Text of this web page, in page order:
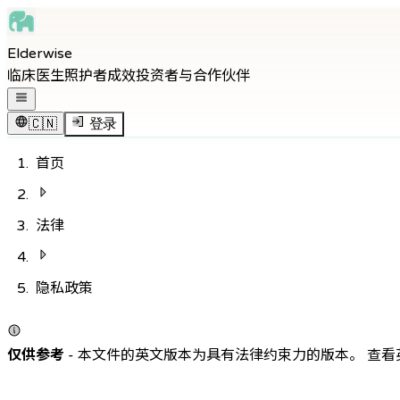
Skip to navigation
Skip to footer
Elderwise
临床医生照护者成效投资者与合作伙伴
🇨🇳
登录
首页
法律
隐私政策
仅供参考 - 本文件的英文版本为具有法律约束力的版本。 查看